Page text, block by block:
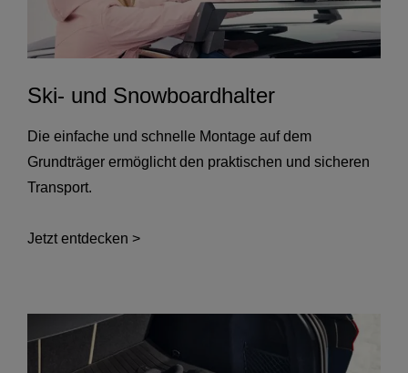
Ski- und Snowboardhalter
Die einfache und schnelle Montage auf dem
Grundträger ermöglicht den praktischen und sicheren
Transport.
Jetzt entdecken >